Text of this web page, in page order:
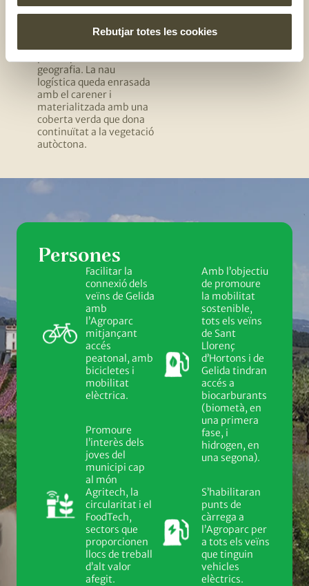
Rebutjar totes les cookies
Joncoses.
Integració topogràfica
geografia. La nau
logística queda enrasada
amb el carener i
materialitzada amb una
coberta verda que dona
continuïtat a la vegetació
autòctona.
per a millorar la
Persones
Facilitar la
connexió dels
veïns de Gelida
amb
l’Agroparc
mitjançant
accés
peatonal, amb
bicicletes i
mobilitat
elèctrica.
Promoure
l’interès dels
joves del
municipi cap
al món
Agritech, la
circularitat i el
FoodTech,
sectors que
proporcionen
llocs de treball
d’alt valor
afegit.
Amb l’objectiu
de promoure
la mobilitat
sostenible,
tots els veïns
de Sant
Llorenç
d’Hortons i de
Gelida tindran
accés a
biocarburants
(biometà, en
una primera
fase, i
hidrogen, en
una segona).
S’habilitaran
punts de
càrrega a
l’Agroparc per
a tots els veïns
que tinguin
vehicles
elèctrics.